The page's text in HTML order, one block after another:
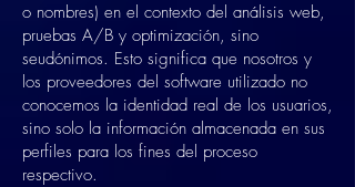
o nombres) en el contexto del análisis web,
pruebas A/B y optimización, sino
seudónimos. Esto significa que nosotros y
los proveedores del software utilizado no
conocemos la identidad real de los usuarios,
sino solo la información almacenada en sus
perfiles para los fines del proceso
respectivo.